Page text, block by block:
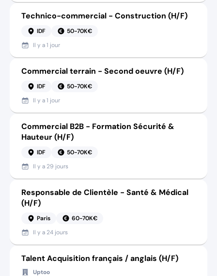
Technico-commercial - Construction (H/F)
IDF
50-70K€
Il y a1 jour
Commercial terrain - Second oeuvre (H/F)
IDF
50-70K€
Il y a1 jour
Commercial B2B - Formation Sécurité &
Hauteur (H/F)
IDF
50-70K€
Il y a 29 jours
Responsable de Clientèle - Santé & Médical
(H/F)
Paris
60-70K€
Il y a 24 jours
Talent Acquisition français / anglais (H/F)
Uptoo